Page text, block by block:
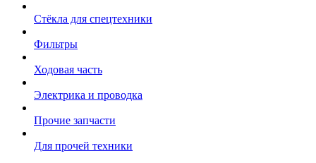
Стёкла для спецтехники
Фильтры
Ходовая часть
Электрика и проводка
Прочие запчасти
Для прочей техники